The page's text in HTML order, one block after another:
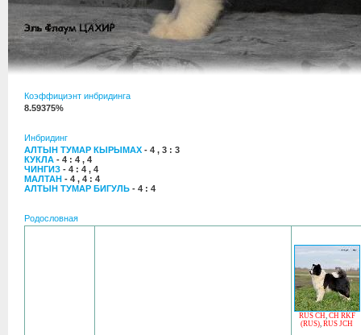
Коэффициэнт инбридинга
8.59375%
Инбридинг
АЛТЫН ТУМАР КЫРЫМАХ - 4 , 3 : 3
КУКЛА - 4 : 4 , 4
ЧИНГИЗ - 4 : 4 , 4
МАЛТАН - 4 , 4 : 4
АЛТЫН ТУМАР БИГУЛЬ - 4 : 4
Родословная
RUS CH, CH RKF
(RUS), RUS JCH